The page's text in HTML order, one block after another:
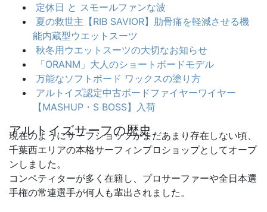
定休日 と スモールファンな波
夏の救世主【RIB SAVIOR】肋骨痛を軽減させる機
能内蔵型ウエットスーツ
秋冬用ウエットスーツの大切なお知らせ
「ORANM」大人のショートボードモデル
万能なソフトボード ワックスの塗り方
アルトイズ認定中古ボードファイヤーワイヤー
【MASHUP・S BOSS】入荷
アルトイズサーフの歴史
現在のようにサーフショップがまだあまり存在しない頃、
千葉西エリアの本格サーフィンプロショップとしてオープ
ンしました。
コンペティターが多く在籍し、プロサーファーや全日本選
手権の常連選手が何人も輩出されました。